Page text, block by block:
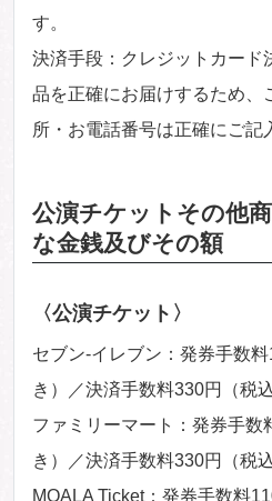
す。
決済手段：クレジットカード
品を正確にお届けするため、
所・お電話番号は正確にご記
公演チケットその他
な金銭及びその額
〈公演チケット〉
セブン-イレブン：発券手数
き）／決済手数料330円（税
ファミリーマート：発券手数
き）／決済手数料330円（税
MOALA Ticket：発券手数料